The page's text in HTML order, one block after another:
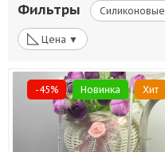
Фильтры Силиконовые
◺ Цена ▼
-45% Новинка Хит